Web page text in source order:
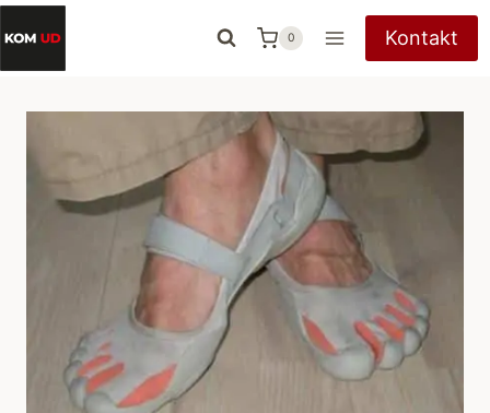
Fortsæt
til
indhold
0 Kontakt